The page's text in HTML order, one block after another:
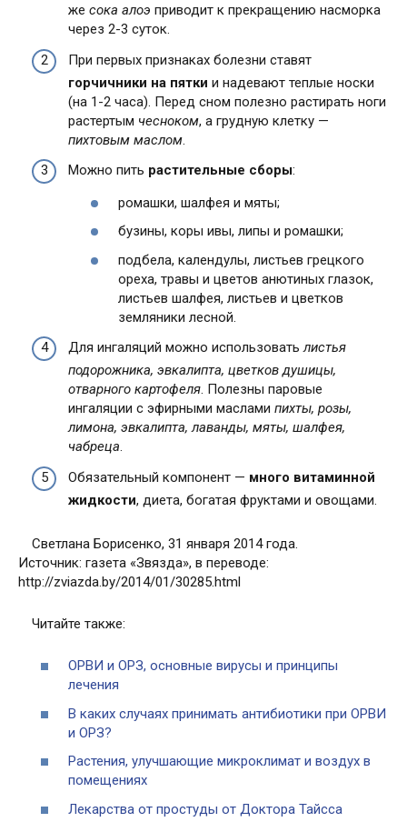
же сока алоэ приводит к прекращению насморка
через 2-3 суток.
При первых признаках болезни ставят
горчичники на пятки и надевают теплые носки
(на 1-2 часа). Перед сном полезно растирать ноги
растертым чесноком, а грудную клетку —
пихтовым маслом
Можно пить растительные сборы:
ромашки, шалфея и мяты;
бузины, коры ивы, липы и ромашки;
подбела, календулы, листьев грецкого
ореха, травы и цветов анютиных глазок,
листьев шалфея, листьев и цветков
земляники лесной.
Для ингаляций можно использоватьлистья
подорожника, эвкалипта, цветков душицы,
отварного картофеля. Полезны паровые
ингаляции с эфирными маслами пихты, розы,
лимона, эвкалипта, лаванды, мяты, шалфея,
чабреца.
Обязательный компонент — много витаминной
жидкости, диета, богатая фруктами и овощами.
Светлана Борисенко, 31 января 2014 года.
Источник: газета «Звязда», в переводе:
http://zviazda.by/2014/01/30285.html
Читайте также:
ОРВИ и ОРЗ, основные вирусы и принципы
лечения
В каких случаях принимать антибиотики при ОРВИ
и ОРЗ?
Растения, улучшающие микроклимат и воздух в
помещениях
Лекарства от простуды от Доктора Тайсса